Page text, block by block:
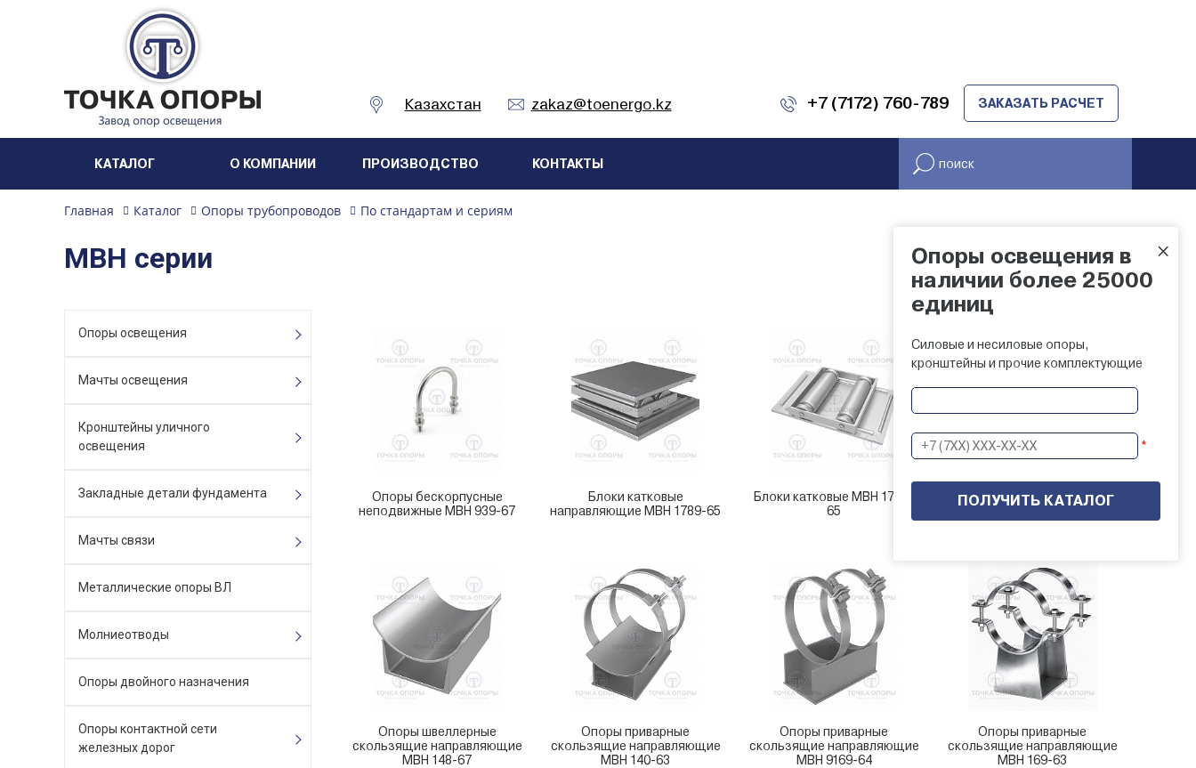
Казахстан zakaz@toenergo.kz +7 (7172) 760-789 ЗАКАЗАТЬ РАСЧЕТ
КАТАЛОГ О КОМПАНИИ ПРОИЗВОДСТВО КОНТАКТЫ
Главная Каталог Опоры трубопроводов По стандартам и сериям
МВН серии НАЛИЧИЕ НА СКЛАДЕ
Опоры освещения
Мачты освещения
Кронштейны уличного
освещения
Закладные детали фундамента
Мачты связи
Металлические опоры ВЛ
Молниеотводы
Опоры двойного назначения
Опоры контактной сети
железных дорог
Опоры бескорпусные
неподвижные МВН 939-67
Блоки катковые
направляющие МВН 1789-65
Блоки катковые МВН 1788-
65
Опоры трубчатые
неподвижные и скользящие
МВН 2758-67
Опоры швеллерные
скользящие направляющие
МВН 148-67
Опоры приварные
скользящие направляющие
МВН 140-63
Опоры приварные
скользящие направляющие
МВН 9169-64
Опоры приварные
скользящие направляющие
МВН 169-63
×
Опоры освещения в
наличии более 25000
единиц
Силовые и несиловые опоры,
кронштейны и прочие комплектующие
*